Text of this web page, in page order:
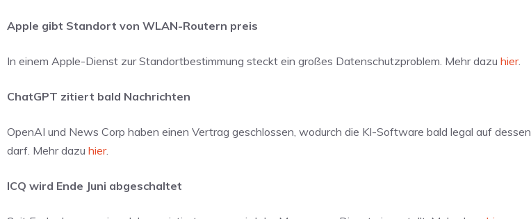
Apple gibt Standort von WLAN-Routern preis
In einem Apple-Dienst zur Standortbestimmung steckt ein großes Datenschutzproblem. Mehr dazu hier.
ChatGPT zitiert bald Nachrichten
OpenAI und News Corp haben einen Vertrag geschlossen, wodurch die KI-Software bald legal auf
darf. Mehr dazu hier.
ICQ wird Ende Juni abgeschaltet